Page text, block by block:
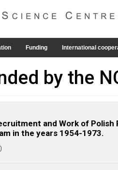
Funding International
by the
and Work of
in the years 1954-1973.